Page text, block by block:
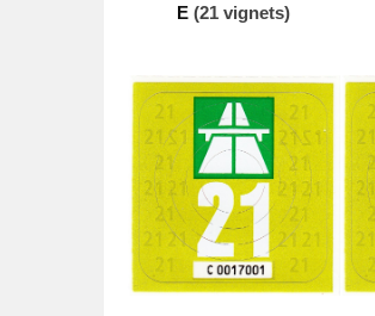
0
d
o
r
P
a
E (21 vignets)